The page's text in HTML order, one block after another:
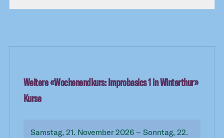
Weitere «Wochenendkurs: Improbasics 1 in Winterthur»
Kurse
Samstag, 21. November 2026 – Sonntag, 22.